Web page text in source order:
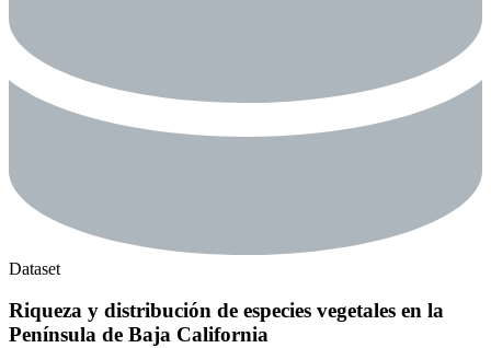
Dataset
Riqueza y distribución de especies vegetales en la
Península de Baja California